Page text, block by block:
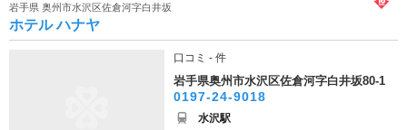
岩手県 奥州市水沢区佐倉河字白井坂
ホテル ハナヤ
口コミ - 件
岩手県奥州市水沢区佐倉河字白井坂80-1
0197-24-9018
水沢駅